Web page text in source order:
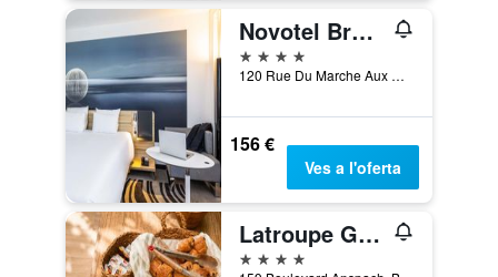
Novotel Brussels off Grand Place
4 estrelles
120 Rue Du Marche Aux Herbes, Brussel·les, Bèlgica
156 €
Ves a l'oferta
Latroupe Grand Place
4 estrelles